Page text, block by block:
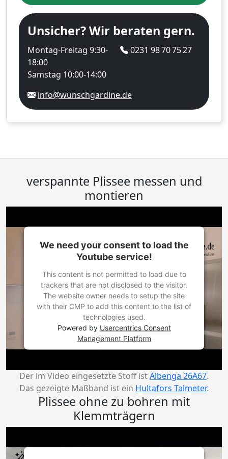
Unsicher? Wir beraten gern.
Montag-Freitag 9:30-
18:00
Samstag 10:00-14:00
0231 98 70 75 27
info@wunschgardine.de
verspannte Plissee messen und
montieren
We need your consent to load the
Youtube service!
This content is not permitted to load due to
trackers that are not disclosed to the visitor.
The website owner needs to setup the site
with their CMP to add this content to the list of
technologies used.
Powered by Usercentrics Consent
Management Platform
Der im Video eingesetzte Stoff istAlbenga 26A67.
Das gezeigte Maßband ist ein Hultafors Talmeter.
Plissee ohne zu bohren mit
Klemmträgern